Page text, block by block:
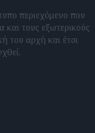
περιεχόμενο που
και τους εξωτερικούς
του αρχή και έτσι